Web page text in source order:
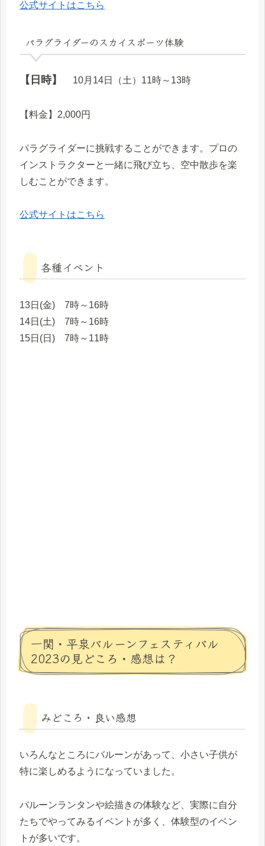
公式サイトはこちら
パラグライダーのスカイスポーツ体験
【日時】 10月14日（土）11時～13時
【料金】2,000円
パラグライダーに挑戦することができます。プロの
インストラクターと一緒に飛び立ち、空中散歩を楽
しむことができます。
公式サイトはこちら
各種イベント
13日(金) 7時～16時
14日(土) 7時～16時
15日(日) 7時～11時
一関・平泉バルーンフェスティバル
2023の見どころ・感想は？
みどころ・良い感想
いろんなところにバルーンがあって、小さい子供が
特に楽しめるようになっていました。
バルーンランタンや絵描きの体験など、実際に自分
たちでやってみるイベントが多く、体験型のイベン
トが多いです。